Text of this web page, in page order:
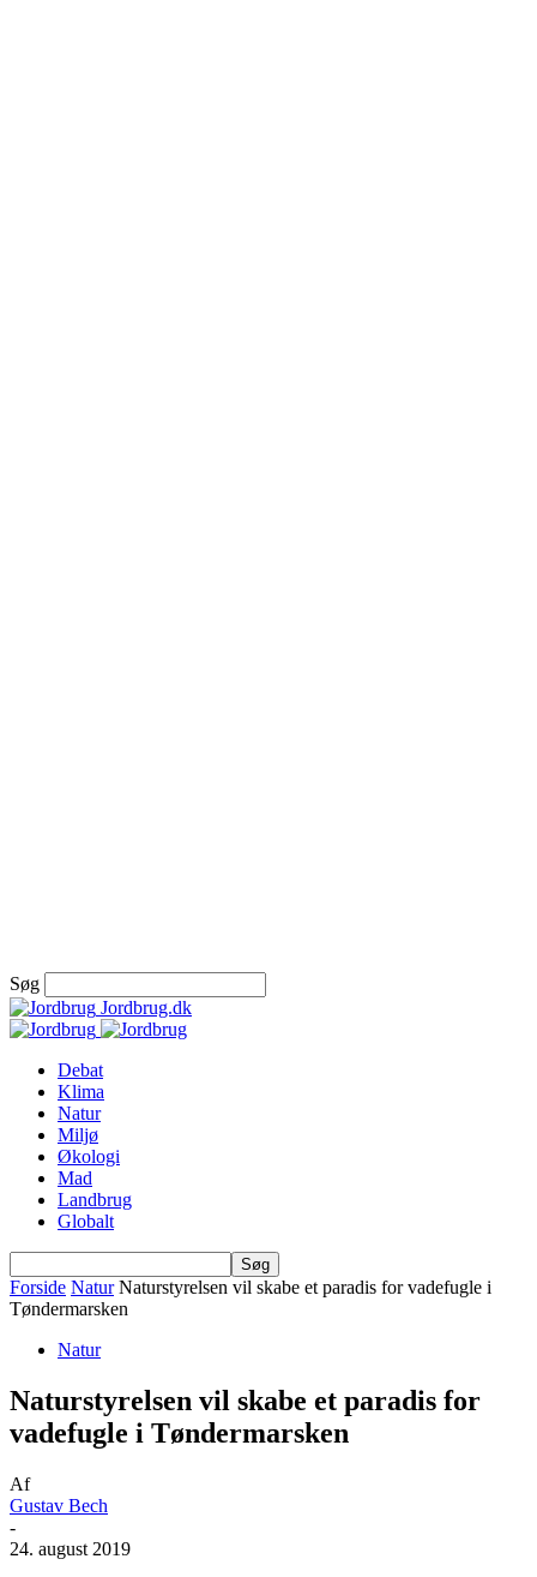
Søg
Jordbrug.dk
Debat
Klima
Natur
Miljø
Økologi
Mad
Landbrug
Globalt
Forside Natur Naturstyrelsen vil skabe et paradis for vadefugle i
Tøndermarsken
Natur
Naturstyrelsen vil skabe et paradis for
vadefugle i Tøndermarsken
Af
Gustav Bech
-
24. august 2019